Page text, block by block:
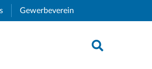
(External Link)
Gewerbeverein